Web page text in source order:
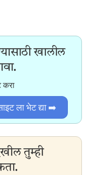
खालील
करा
ला भेट द्या ➡️
तुम्ही